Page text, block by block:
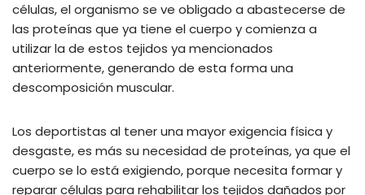
células, el organismo se ve obligado a abastecerse de
las proteínas que ya tiene el cuerpo y comienza a
utilizar la de estos tejidos ya mencionados
anteriormente, generando de esta forma una
descomposición muscular.
Los deportistas al tener una mayor exigencia física y
desgaste, es más su necesidad de proteínas, ya que el
cuerpo se lo está exigiendo, porque necesita formar y
reparar células para rehabilitar los tejidos dañados por